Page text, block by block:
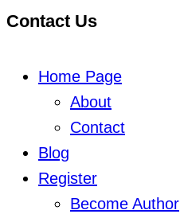
Contact Us
Home Page
About
Contact
Blog
Register
Become Author